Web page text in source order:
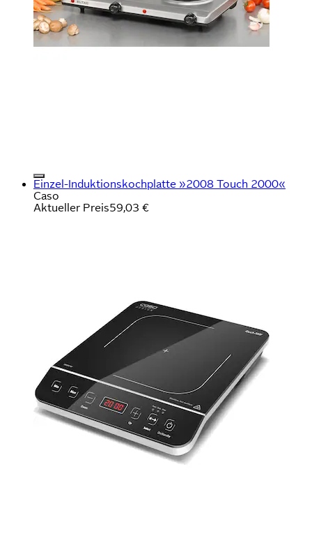
Einzel-Induktionskochplatte »2008 Touch 2000«
Caso
Aktueller Preis59,03 €